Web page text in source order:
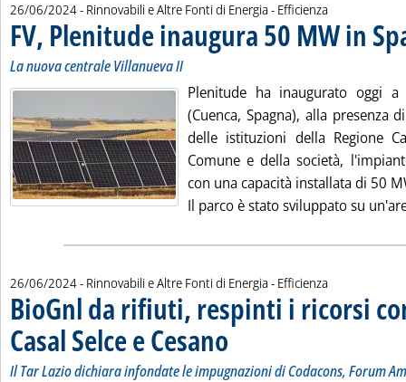
26/06/2024- Rinnovabili e Altre Fonti di Energia - Efficienza
FV, Plenitude inaugura 50 MW in
La nuova centrale Villanueva II
Plenitude ha inaugurato oggi a
(Cuenca, Spagna), alla presenza
delle istituzioni della Regione
Comune e della società,
con una capacità installata di 50
Il parco è stato sviluppato su
26/06/2024- Rinnovabili e Altre Fonti di Energia - Efficienza
BioGnl da rifiuti, respinti i ricorsi
Casal Selce e Cesano . Sottotitolo: Il Tar Lazio dichiara
. Pubblicata mercoledì 26 giugno 2024
Il Tar Lazio dichiara infondate le impugnazioni di Codacons, Forum